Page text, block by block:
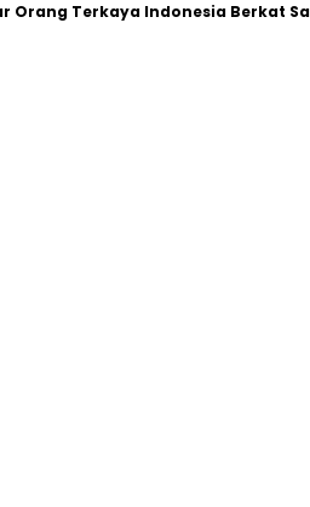
Terkaya Indonesia Berkat